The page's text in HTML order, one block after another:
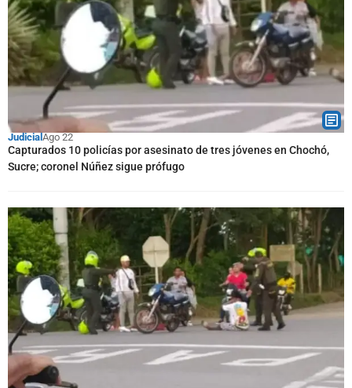
JudicialAgo 22
Capturados 10 policías por asesinato de tres jóvenes en Chochó,
Sucre; coronel Núñez sigue prófugo